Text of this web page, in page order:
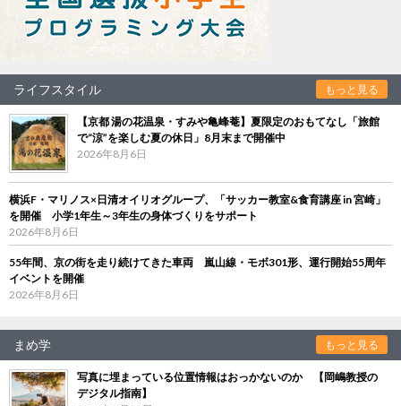
ライフスタイル もっと見る
【京都 湯の花温泉・すみや亀峰菴】夏限定のおもてなし「旅館
で“涼”を楽しむ夏の休日」8月末まで開催中
2026年8月6日
横浜F・マリノス×日清オイリオグループ、「サッカー教室&食育講座 in 宮崎」
を開催 小学1年生～3年生の身体づくりをサポート
2026年8月6日
55年間、京の街を走り続けてきた車両 嵐山線・モボ301形、運行開始55周年
イベントを開催
2026年8月6日
まめ学 もっと見る
写真に埋まっている位置情報はおっかないのか 【岡嶋教授の
デジタル指南】